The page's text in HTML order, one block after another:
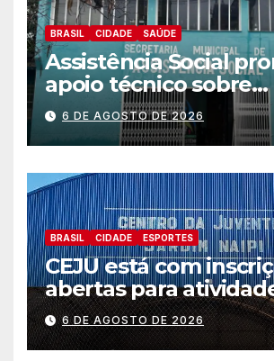
BRASIL CIDADE SAÚDE
Assistência Social
apoio técnico sobre
preparação e resposta
situações de
calamidade pública
6 DE AGOSTO DE 2026
BRASIL CIDADE ESPORTES
CEJU está com
abertas para
gratuitas
6 DE AGOSTO DE 2026